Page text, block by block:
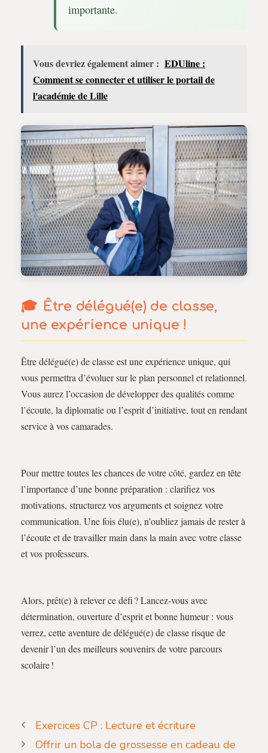
importante.
Vous devriez également aimer : EDUline :
Comment se connecter et utiliser le portail de
l'académie de Lille
Être délégué(e) de classe,
une expérience unique !
Être délégué(e) de classe est une expérience unique, qui
vous permettra d’évoluer sur le plan personnel et relationnel.
Vous aurez l’occasion de développer des qualités comme
l’écoute, la diplomatie ou l’esprit d’initiative, tout en rendant
service à vos camarades.
Pour mettre toutes les chances de votre côté, gardez en tête
l’importance d’une bonne préparation : clarifiez vos
motivations, structurez vos arguments et soignez votre
communication. Une fois élu(e), n’oubliez jamais de rester à
l’écoute et de travailler main dans la main avec votre classe
et vos professeurs.
Alors, prêt(e) à relever ce défi ? Lancez-vous avec
détermination, ouverture d’esprit et bonne humeur : vous
verrez, cette aventure de délégué(e) de classe risque de
devenir l’un des meilleurs souvenirs de votre parcours
scolaire !
Exercices CP : Lecture et écriture
Offrir un bola de grossesse en cadeau de